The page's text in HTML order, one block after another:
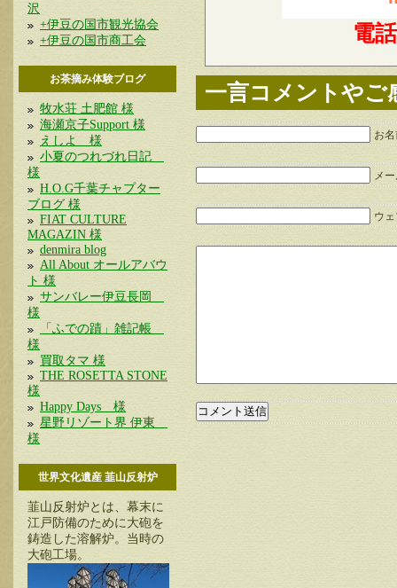
沢
+伊豆の国市観光協会
+伊豆の国市商工会
お茶摘み体験ブログ
牧水荘 土肥館 様
海瀬京子Support 様
えしよ 様
小夏のつれづれ日記
様
H.O.G千葉チャプター
ブログ 様
FIAT CULTURE
MAGAZIN 様
denmira blog
All About オールアバウ
ト 様
サンバレー伊豆長岡
様
「ふでの蹟」雑記帳
様
買取タマ 様
THE ROSETTA STONE
様
Happy Days 様
星野リゾート界 伊東
様
世界文化遺産 韮山反射炉
韮山反射炉とは、幕末に
江戸防備のために大砲を
鋳造した溶解炉。当時の
大砲工場。
電話
一言コメントやご
お
メ
ウ